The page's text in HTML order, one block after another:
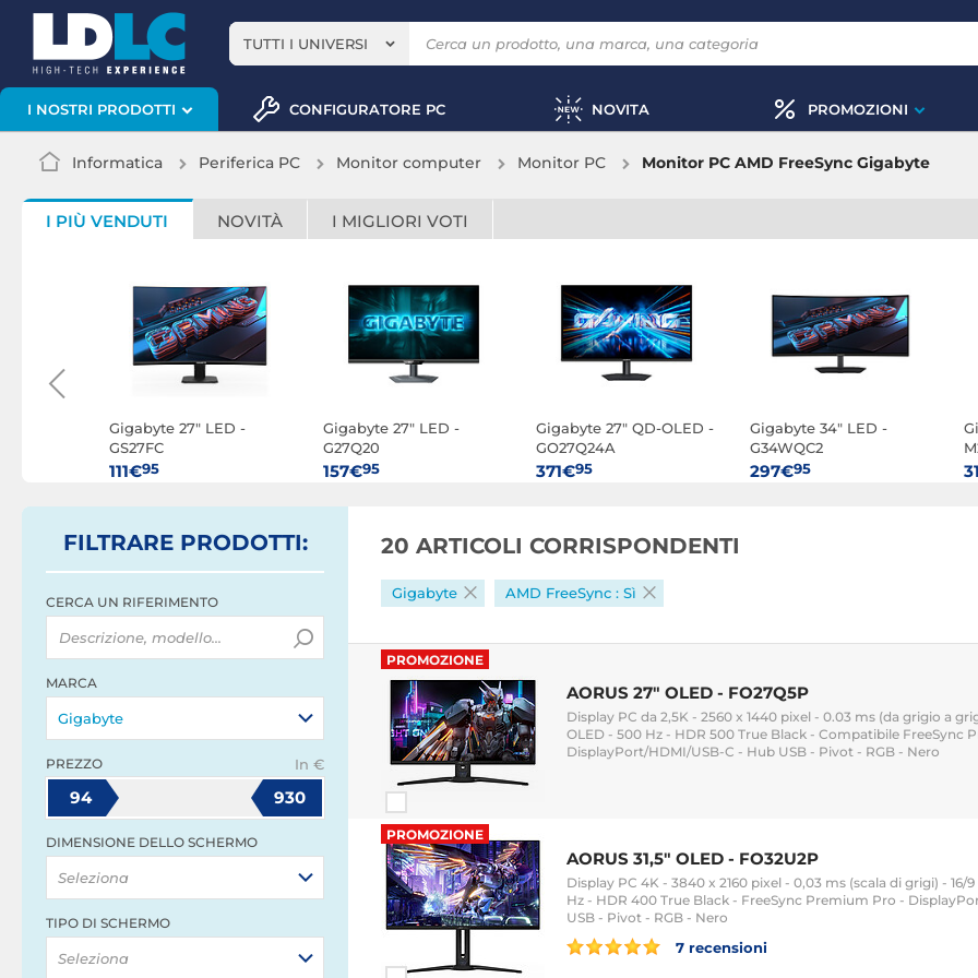
TUTTI I UNIVERSI
I NOSTRI PRODOTTI CONFIGURATORE PC NOVITA PROMOZIONI
Informatica Periferica PC Monitor computer Monitor PC Monitor PC AMD FreeSync Gigabyte
I PIÙ VENDUTI NOVITÀ I MIGLIORI VOTI
Gigabyte 27" LED -
GS27FC
111€95
Gigabyte 27" LED -
G27Q20
157€95
Gigabyte 27" QD-OLED -
GO27Q24A
371€95
Gigabyte 34" LED -
G34WQC2
297€95
FILTRARE PRODOTTI:
CERCA UN RIFERIMENTO
MARCA
Gigabyte
PREZZO In €
94 930
DIMENSIONE DELLO SCHERMO
Seleziona
TIPO DI SCHERMO
Seleziona
20 ARTICOLI CORRISPONDENTI
Gigabyte AMD FreeSync : Sì
PROMOZIONE
AORUS 27" OLED - FO27Q5P
Display PC da 2,5K - 2560 x 1440 pixel - 0.03 ms (da grigio a
OLED - 500 Hz - HDR 500 True Black - Compatibile FreeSync
DisplayPort/HDMI/USB-C - Hub USB - Pivot - RGB - Nero
PROMOZIONE
AORUS 31,5" OLED - FO32U2P
Display PC 4K - 3840 x 2160 pixel - 0,03 ms (scala di grigi) - 16/
Hz - HDR 400 True Black - FreeSync Premium Pro -
USB - Pivot - RGB - Nero
7 recensioni